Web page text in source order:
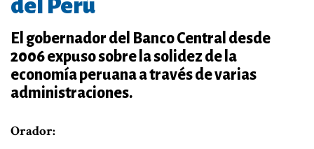
del Perú
El gobernador del Banco Central desde
2006 expuso sobre la solidez de la
economía peruana a través de varias
administraciones.
Orador: